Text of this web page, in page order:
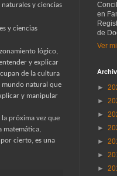
y ciencias
y ciencias
lógico,
y explicar
de la cultura
mundo natural que
y manipular
próxima vez que
matemática,
cierto, es una
en
de
Ver
►
►
►
►
►
►
►